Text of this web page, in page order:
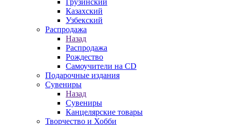
Грузинский
Казахский
Узбекский
Распродажа
Назад
Распродажа
Рождество
Самоучители на CD
Подарочные издания
Сувениры
Назад
Сувениры
Канцелярские товары
Творчество и Хобби